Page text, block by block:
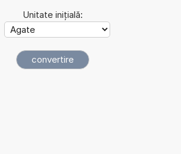
Unitate inițială: